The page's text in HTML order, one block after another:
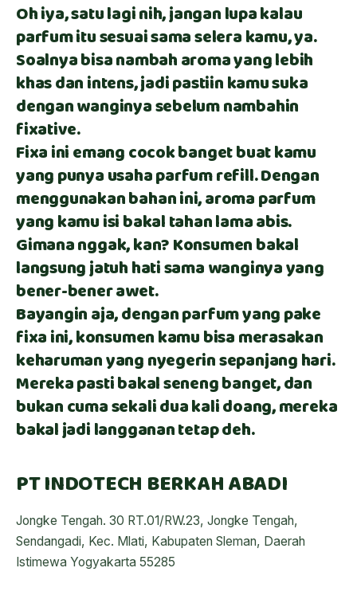
Oh iya, satu lagi nih, jangan lupa kalau
parfum itu sesuai sama selera kamu, ya.
Soalnya bisa nambah aroma yang lebih
khas dan intens, jadi pastiin kamu suka
dengan wanginya sebelum nambahin
fixative.
Fixa ini emang cocok banget buat kamu
yang punya usaha parfum refill. Dengan
menggunakan bahan ini, aroma parfum
yang kamu isi bakal tahan lama abis.
Gimana nggak, kan? Konsumen bakal
langsung jatuh hati sama wanginya yang
bener-bener awet.
Bayangin aja, dengan parfum yang pake
fixa ini, konsumen kamu bisa merasakan
keharuman yang nyegerin sepanjang hari.
Mereka pasti bakal seneng banget, dan
bukan cuma sekali dua kali doang, mereka
bakal jadi langganan tetap deh.
PT INDOTECH BERKAH ABADI
Jongke Tengah. 30 RT.01/RW.23, Jongke Tengah,
Sendangadi, Kec. Mlati, Kabupaten Sleman, Daerah
Istimewa Yogyakarta 55285